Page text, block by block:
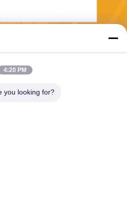
4:20 PM
you looking for?